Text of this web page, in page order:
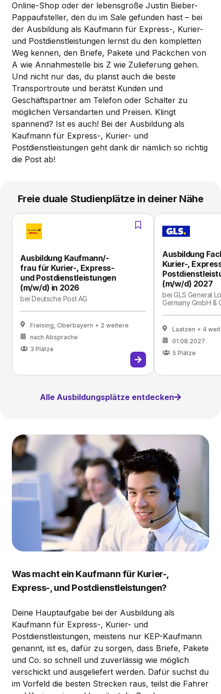
Online-Shop oder der lebensgroße Justin Bieber-
Pappaufsteller, den du im Sale gefunden hast – bei
der Ausbildung als Kaufmann für Express-, Kurier-
und Postdienstleistungen lernst du den kompletten
Weg kennen, den Briefe, Pakete und Päckchen von
A wie Annahmestelle bis Z wie Zulieferung gehen.
Und nicht nur das, du planst auch die beste
Transportroute und berätst Kunden und
Geschäftspartner am Telefon oder Schalter zu
möglichen Versandarten und Preisen. Klingt
spannend? Ist es auch! Bei der Ausbildung als
Kaufmann für Express-, Kurier- und
Postdienstleistungen geht dank dir nämlich so richtig
die Post ab!
Freie duale Studienplätze in deiner Nähe
Ausbildung Kaufmann/-
frau für Kurier-, Express-
und Postdienstleistungen
(m/w/d) in 2026
beiDeutsche Post AG
Freising, Oberbayern + 2 weitere
nach Absprache
3 Plätze
Ausbildung
Kurier-,
(m/w/d) 2027
beiGLS General
Germany GmbH &
Laatzen + 4
01.08.2027
5 Plätze
Alle Ausbildungsplätze entdecken
Was macht ein Kaufmann für Kurier-,
Express-, und Postdienstleistungen?
Deine Hauptaufgabe bei der Ausbildung als
Kaufmann für Express-, Kurier- und
Postdienstleistungen, meistens nur KEP-Kaufmann
genannt, ist es, dafür zu sorgen, dass Briefe, Pakete
und Co. so schnell und zuverlässig wie möglich
verschickt und ausgeliefert werden. Dafür suchst du
im Vorfeld die besten Strecken raus, teilst die Fahrer